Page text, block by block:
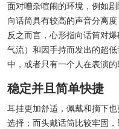
面对嘈杂喧闹的环境，例如
向话筒具有较高的声音分离
反之而言，心形指向话筒对
气流）和因手持而发出的超
中，或者只有一个人在表演
稳定并且简单快捷
耳挂更加舒适，佩戴和摘下
选择；而头戴话筒比较牢固，